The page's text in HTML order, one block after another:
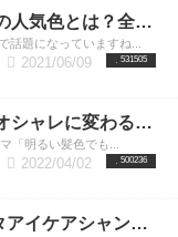
【2021年】イルミナカラーの人気色とは？全9色の魅力を渋谷の美容師が教えます。渋谷美容室LUXY（ラグジー）
話題になっていますね...
531505
2021/06/09
30代40代女性の白髪染めがオシャレに変わる！ハイライトで魅せる最新カラー。
「明るい髪色でも...
500236
2022/04/02
【髪質改善シャンプー】コタアイケアシャンプーの正しい選び方とは？渋谷美容室LUXY(ラグジー）